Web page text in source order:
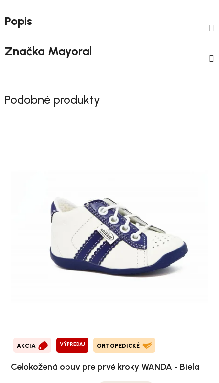
Popis
Značka Mayoral
Podobné produkty
AKCIA VÝPREDAJ ORTOPEDICKÉ
Celokožená obuv pre prvé kroky WANDA - Biela